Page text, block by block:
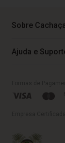
Sobre
Ajuda e